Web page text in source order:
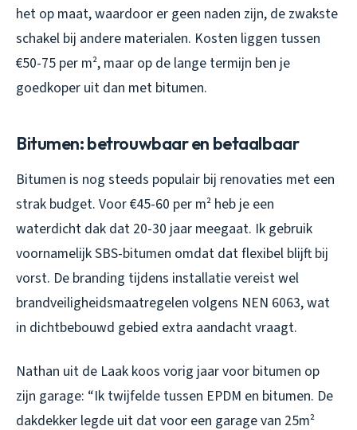
het op maat, waardoor er geen naden zijn, de zwakste
schakel bij andere materialen. Kosten liggen tussen
€50-75 per m², maar op de lange termijn ben je
goedkoper uit dan met bitumen.
Bitumen: betrouwbaar en betaalbaar
Bitumen is nog steeds populair bij renovaties met een
strak budget. Voor €45-60 per m² heb je een
waterdicht dak dat 20-30 jaar meegaat. Ik gebruik
voornamelijk SBS-bitumen omdat dat flexibel blijft bij
vorst. De branding tijdens installatie vereist wel
brandveiligheidsmaatregelen volgens NEN 6063, wat
in dichtbebouwd gebied extra aandacht vraagt.
Nathan uit de Laak koos vorig jaar voor bitumen op
zijn garage: “Ik twijfelde tussen EPDM en bitumen. De
dakdekker legde uit dat voor een garage van 25m²